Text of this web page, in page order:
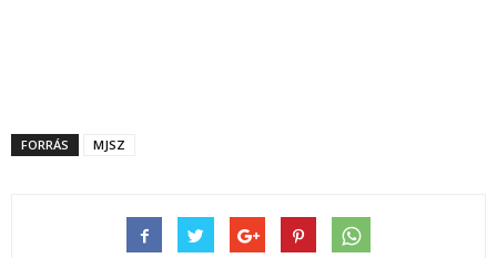
FORRÁS MJSZ